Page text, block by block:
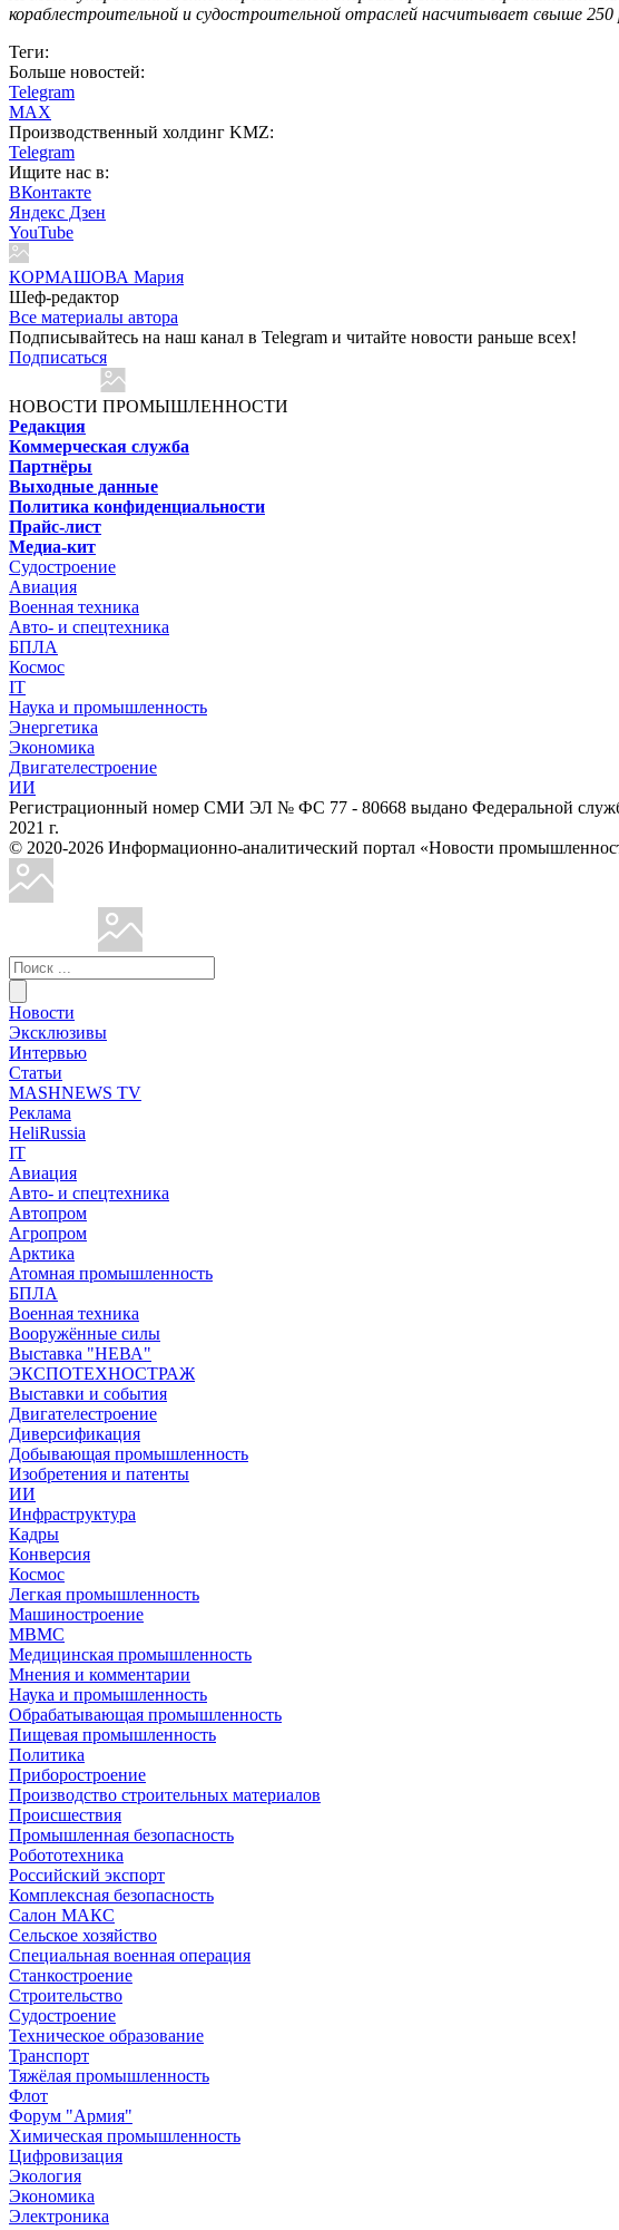
кораблестроительной и судостроительной отраслей насчитывает свыше 250
Теги:
Больше новостей:
Telegram
MAX
Производственный холдинг KMZ:
Telegram
Ищите нас в:
ВКонтакте
Яндекс Дзен
YouTube
КОРМАШОВА Мария
Шеф-редактор
Все материалы автора
Подписывайтесь на наш канал в Telegram и читайте новости раньше всех!
Подписаться
НОВОСТИ ПРОМЫШЛЕННОСТИ
Редакция
Коммерческая служба
Партнёры
Выходные данные
Политика конфиденциальности
Прайс-лист
Медиа-кит
Судостроение
Авиация
Военная техника
Авто- и спецтехника
БПЛА
Космос
IT
Наука и промышленность
Энергетика
Экономика
Двигателестроение
ИИ
Регистрационный номер СМИ ЭЛ № ФС 77 - 80668 выдано Федеральной
2021 г.
© 2020-2026 Информационно-аналитический портал «Новости
Новости
Эксклюзивы
Интервью
Статьи
MASHNEWS TV
Реклама
HeliRussia
IT
Авиация
Авто- и спецтехника
Автопром
Агропром
Арктика
Атомная промышленность
БПЛА
Военная техника
Вооружённые силы
Выставка "НЕВА"
ЭКСПОТЕХНОСТРАЖ
Выставки и события
Двигателестроение
Диверсификация
Добывающая промышленность
Изобретения и патенты
ИИ
Инфраструктура
Кадры
Конверсия
Космос
Легкая промышленность
Машиностроение
МВМС
Медицинская промышленность
Мнения и комментарии
Наука и промышленность
Обрабатывающая промышленность
Пищевая промышленность
Политика
Приборостроение
Производство строительных материалов
Происшествия
Промышленная безопасность
Робототехника
Российский экспорт
Комплексная безопасность
Салон МАКС
Сельское хозяйство
Специальная военная операция
Станкостроение
Строительство
Судостроение
Техническое образование
Транспорт
Тяжёлая промышленность
Флот
Форум "Армия"
Химическая промышленность
Цифровизация
Экология
Экономика
Электроника